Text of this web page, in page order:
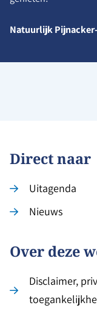
Natuurlijk
Direct naar
Uitagenda
Nieuws
Over deze
Disclaimer,